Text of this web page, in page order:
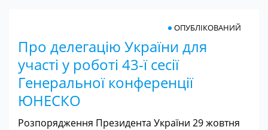
Про делегацію України для
участі у роботі 43-ї сесії
Генеральної конференції
ЮНЕСКО
ОПУБЛІКОВАНИЙ
Розпорядження Президента України 29 жовтня